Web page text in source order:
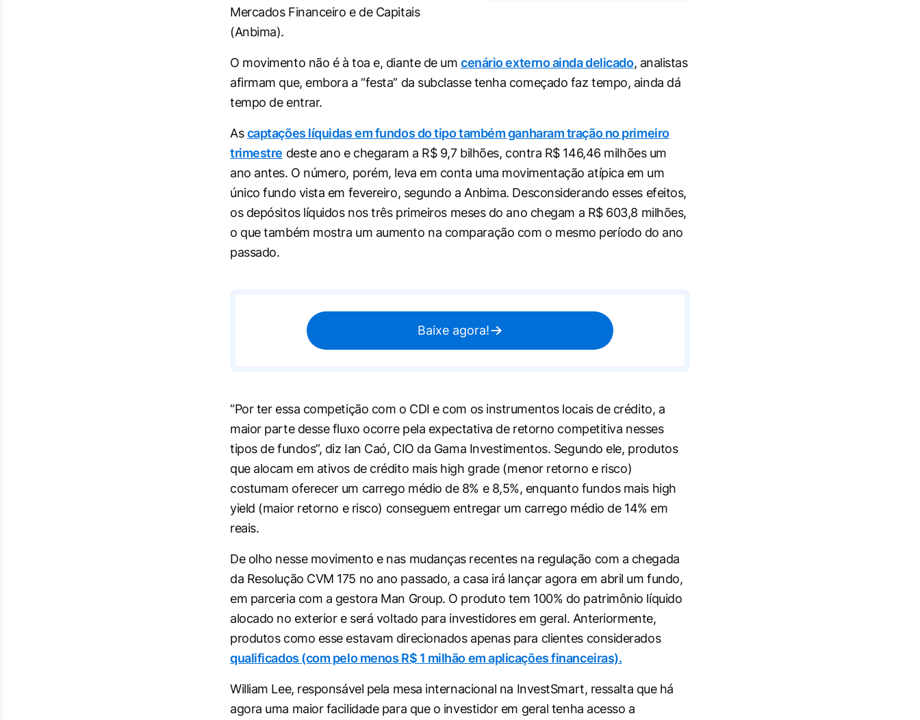
Mercados Financeiro e de Capitais
(Anbima).
O movimento não é à toa e, diante de um cenário externo ainda delicado, analistas
afirmam que, embora a “festa” da subclasse tenha começado faz tempo, ainda dá
tempo de entrar.
Ascaptações líquidas em fundos do tipo também ganharam tração no primeiro
trimestre deste ano e chegaram a R$ 9,7 bilhões, contra R$ 146,46 milhões um
ano antes. O número, porém, leva em conta uma movimentação atípica em um
único fundo vista em fevereiro, segundo a Anbima. Desconsiderando esses efeitos,
os depósitos líquidos nos três primeiros meses do ano chegam a R$ 603,8 milhões,
o que também mostra um aumento na comparação com o mesmo período do ano
passado.
Baixe agora!
“Por ter essa competição com o CDI e com os instrumentos locais de crédito, a
maior parte desse fluxo ocorre pela expectativa de retorno competitiva nesses
tipos de fundos”, diz Ian Caó, CIO da Gama Investimentos. Segundo ele, produtos
que alocam em ativos de crédito mais high grade(menor retorno e risco)
costumam oferecer um carrego médio de 8% e 8,5%, enquanto fundos mais high
yield (maior retorno e risco) conseguem entregar um carrego médio de 14% em
reais.
De olho nesse movimento e nas mudanças recentes na regulação com a chegada
da Resolução CVM 175 no ano passado, a casa irá lançar agora em abril um fundo,
em parceria com a gestora Man Group. O produto tem 100% do patrimônio líquido
alocado no exterior e será voltado para investidores em geral. Anteriormente,
produtos como esse estavam direcionados apenas para clientes considerados
qualificados (com pelo menos R$ 1 milhão em aplicações financeiras).
William Lee, responsável pela mesa internacional na InvestSmart, ressalta que há
agora uma maior facilidade para que o investidor em geral tenha acesso a